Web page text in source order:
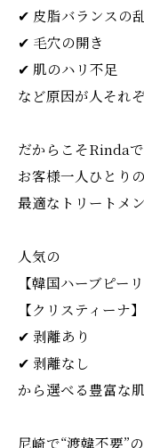
✔ 皮脂バランスの
✔ 毛穴の開き
✔ 肌のハリ不足
など原因が人それぞ
だからこそRindaで
お客様一人ひとり
最適なトリートメ
人気の
【韓国ハーブピー
【クリスティーナ
✔ 剥離あり
✔ 剥離なし
から選べる豊富な
尼崎で“渡韓不要”